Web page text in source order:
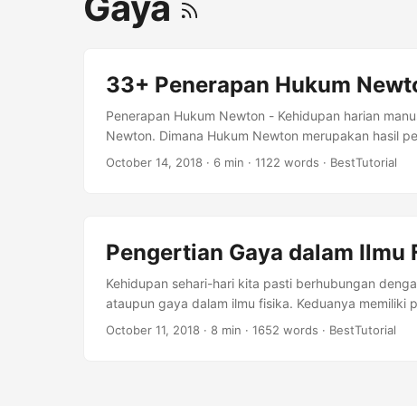
33+ Penerapan Hukum
Penerapan Hukum Newton - Kehidupan harian
Newton. Dimana Hukum Newton merupakan hasil
hukum fisika. Untuk mengetahui seperti apa saja
October 14, 2018 · 6 min · 1122 words · BestTutorial
Pengertian Gaya dalam Ilmu
Kehidupan sehari-hari kita pasti berhubungan
ataupun gaya dalam ilmu fisika. Keduanya
yang akan kita bahas disini adalah Gaya dalam
October 11, 2018 · 8 min · 1652 words · BestTutorial